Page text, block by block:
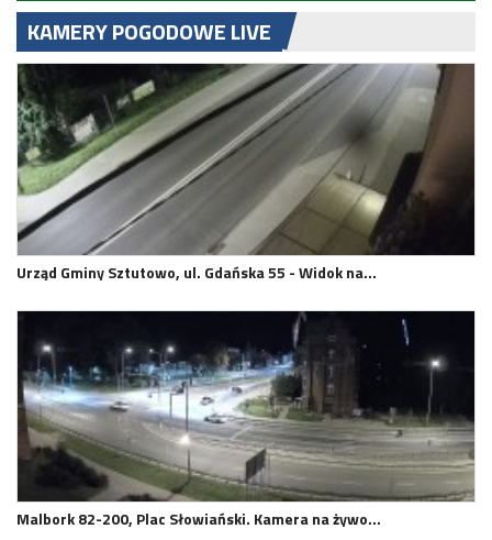
KAMERY POGODOWE LIVE
Urząd Gminy Sztutowo, ul. Gdańska 55 - Widok na…
Malbork 82-200, Plac Słowiański. Kamera na żywo…